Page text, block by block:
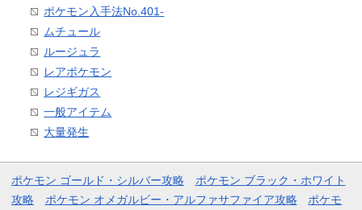
ポケモン入手法No.401-
ムチュール
ルージュラ
レアポケモン
レジギガス
一般アイテム
大量発生
ポケモン ゴールド・シルバー攻略
ポケモン ブラック・ホワイト
攻略
ポケモン オメガルビー・アルファサファイア攻略
ポケモ